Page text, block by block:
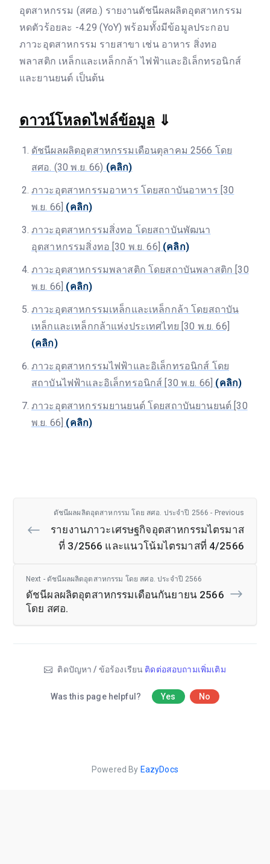
อุตสาหกรรม (สศอ.) รายงานดัชนีผลผลิตอุตสาหกรรม
หดตัวร้อยละ -4.29 (YoY) พร้อมทั้งมีข้อมูลประกอบ
ภาวะอุตสาหกรรม รายสาขา เช่น อาหาร สิ่งทอ
พลาสติก เหล็กและเหล็กกล้า ไฟฟ้าและอิเล็กทรอนิกส์
และยานยนต์ เป็นต้น
ดาวน์โหลดไฟล์ข้อมูล ⇓
ดัชนีผลผลิตอุตสาหกรรมเดือนตุลาคม 2566 โดย
สศอ. (30 พ.ย. 66) (คลิก)
ภาวะอุตสาหกรรมอาหาร โดยสถาบันอาหาร [30
พ.ย. 66] (คลิก)
ภาวะอุตสาหกรรมสิ่งทอ โดยสถาบันพัฒนา
อุตสาหกรรมสิ่งทอ [30 พ.ย. 66] (คลิก)
ภาวะอุตสาหกรรมพลาสติก โดยสถาบันพลาสติก [30
พ.ย. 66] (คลิก)
ภาวะอุตสาหกรรมเหล็กและเหล็กกล้า โดยสถาบัน
เหล็กและเหล็กกล้าแห่งประเทศไทย [30 พ.ย. 66]
(คลิก)
ภาวะอุตสาหกรรมไฟฟ้าและอิเล็กทรอนิกส์ โดย
สถาบันไฟฟ้าและอิเล็กทรอนิกส์ [30 พ.ย. 66] (คลิก)
ภาวะอุตสาหกรรมยานยนต์ โดยสถาบันยานยนต์ [30
พ.ย. 66] (คลิก)
ดัชนีผลผลิตอุตสาหกรรม โดย สศอ. ประจำปี 2566 - Previous
รายงานภาวะเศรษฐกิจอุตสาหกรรมไตรมาส
ที่ 3/2566 และแนวโน้มไตรมาสที่ 4/2566
Next - ดัชนีผลผลิตอุตสาหกรรม โดย สศอ. ประจำปี 2566
ดัชนีผลผลิตอุตสาหกรรมเดือนกันยายน 2566
โดย สศอ.
ติดปัญหา / ข้อร้องเรียน ติดต่อสอบถามเพิ่มเติม
Was this page helpful? Yes No
Powered By EazyDocs